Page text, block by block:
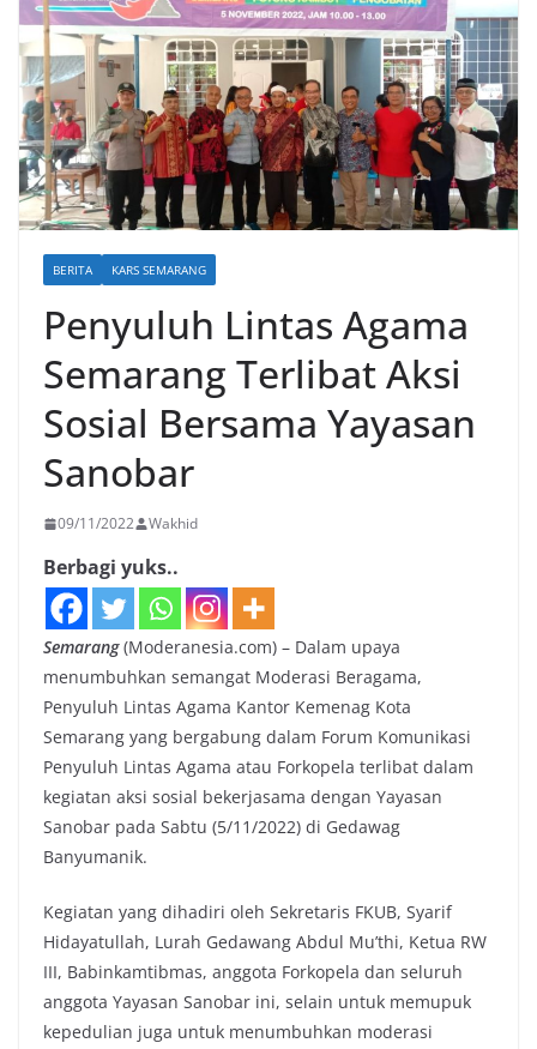
BERITA KARS SEMARANG
Penyuluh Lintas Agama
Semarang Terlibat Aksi
Sosial Bersama Yayasan
Sanobar
09/11/2022 Wakhid
Berbagi yuks..
Semarang(Moderanesia.com) – Dalam upaya
menumbuhkan semangat Moderasi Beragama,
Penyuluh Lintas Agama Kantor Kemenag Kota
Semarang yang bergabung dalam Forum Komunikasi
Penyuluh Lintas Agama atau Forkopela terlibat dalam
kegiatan aksi sosial bekerjasama dengan Yayasan
Sanobar pada Sabtu (5/11/2022) di Gedawag
Banyumanik.
Kegiatan yang dihadiri oleh Sekretaris FKUB, Syarif
Hidayatullah, Lurah Gedawang Abdul Mu’thi, Ketua RW
III, Babinkamtibmas, anggota Forkopela dan seluruh
anggota Yayasan Sanobar ini, selain untuk memupuk
kepedulian juga untuk menumbuhkan moderasi